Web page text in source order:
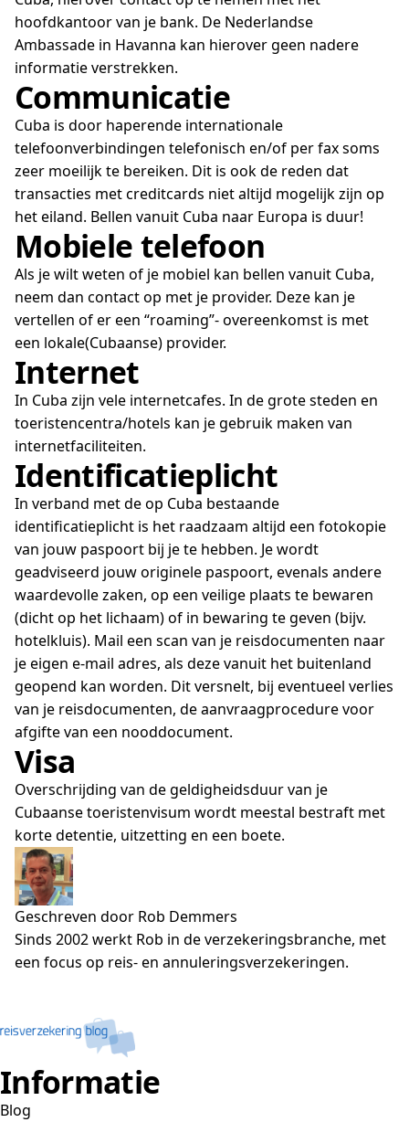
hoofdkantoor van je bank. De Nederlandse
Ambassade in Havanna kan hierover geen nadere
informatie verstrekken.
Communicatie
Cuba is door haperende internationale
telefoonverbindingen telefonisch en/of per fax soms
zeer moeilijk te bereiken. Dit is ook de reden dat
transacties met creditcards niet altijd mogelijk zijn op
het eiland. Bellen vanuit Cuba naar Europa is duur!
Mobiele telefoon
Als je wilt weten of je mobiel kan bellen vanuit Cuba,
neem dan contact op met je provider. Deze kan je
vertellen of er een “roaming”- overeenkomst is met
een lokale(Cubaanse) provider.
Internet
In Cuba zijn vele internetcafes. In de grote steden en
toeristencentra/hotels kan je gebruik maken van
internetfaciliteiten.
Identificatieplicht
In verband met de op Cuba bestaande
identificatieplicht is het raadzaam altijd een fotokopie
van jouw paspoort bij je te hebben. Je wordt
geadviseerd jouw originele paspoort, evenals andere
waardevolle zaken, op een veilige plaats te bewaren
(dicht op het lichaam) of in bewaring te geven (bijv.
hotelkluis). Mail een scan van je reisdocumenten naar
je eigen e-mail adres, als deze vanuit het buitenland
geopend kan worden. Dit versnelt, bij eventueel verlies
van je reisdocumenten, de aanvraagprocedure voor
afgifte van een nooddocument.
Visa
Overschrijding van de geldigheidsduur van je
Cubaanse toeristenvisum wordt meestal bestraft met
korte detentie, uitzetting en een boete.
Geschreven door Rob Demmers
Sinds 2002 werkt Rob in de verzekeringsbranche, met
een focus op reis- en annuleringsverzekeringen.
Informatie
Blog